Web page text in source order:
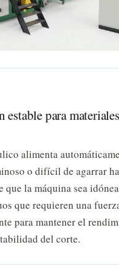
para materiales
alimenta
o difícil de agarrar
que la máquina sea
que requieren una
para mantener el
del corte.